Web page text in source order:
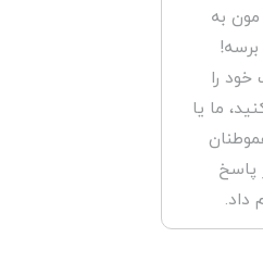
به
خود را
ما یا
پاسخ
داد.